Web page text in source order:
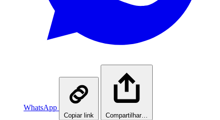
WhatsApp
Copiar link Compartilhar…